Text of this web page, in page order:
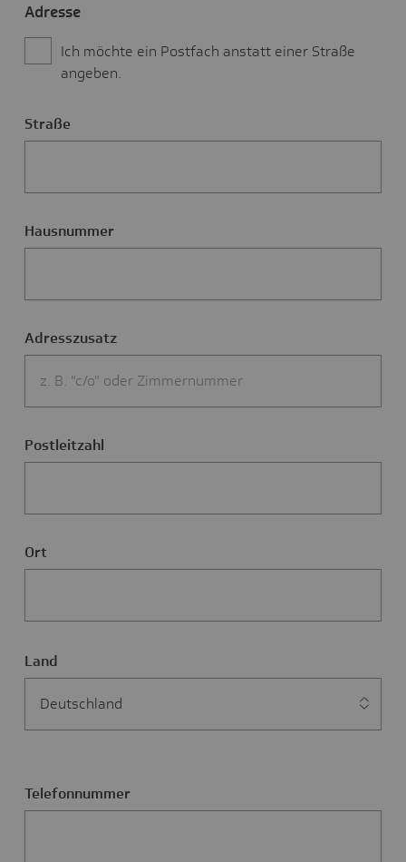
Adresse
Ich möchte ein Postfach anstatt einer Straße
angeben.
Straße
Straße
Hausnummer
Adresszusatz
Ort
Postleitzahl
Ort
Land
Telefonnummer